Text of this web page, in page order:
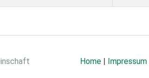
Home Impressum